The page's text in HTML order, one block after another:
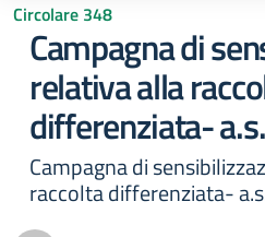
Circolare 348
Campagna di
relativa alla
differenziata-
Campagna di
raccolta differenziata-